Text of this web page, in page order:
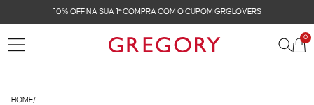
10% OFF NA SUA 1ª COMPRA COM O CUPOM GRGLOVERS
0
HOME/